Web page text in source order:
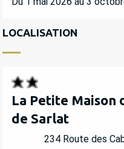
LOCALISATION
La Petite Maison
de Sarlat
234 Route des